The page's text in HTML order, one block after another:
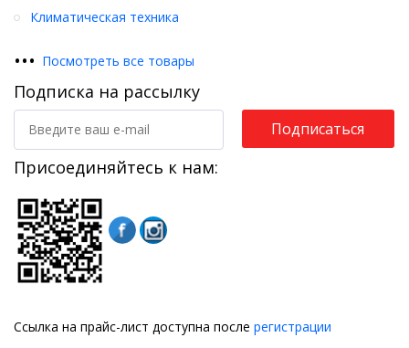
Климатическая техника
••• Посмотреть все товары
Подписка на рассылку
Подписаться
Присоединяйтесь к нам:
Ссылка на прайс-лист доступна после регистрации